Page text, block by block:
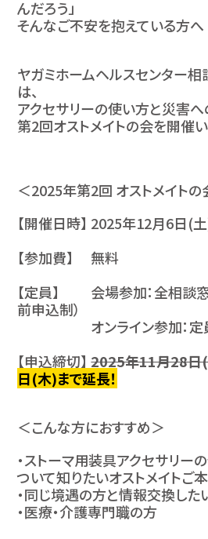
んだろう」
そんなご不安を抱えている方へ
ヤガミホームヘルスセンター相
は、
アクセサリーの使い方と災害
第2回オストメイトの会を開催い
＜2025年第2回 オストメイト
【開催日時】 2025年12月6日(
【参加費】 無料
【定員】 会場参加：全相談
前申込制）
オンライン参加：定員
【申込締切】2025年11月28日
日(木)まで延長！
＜こんな方におすすめ＞
・ストーマ用装具アクセサリー
ついて知りたいオストメイトご
・同じ境遇の方と情報交換した
・医療・介護専門職の方